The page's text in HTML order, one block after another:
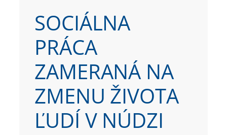
SOCIÁLNA
PRÁCA
ZAMERANÁ NA
ZMENU ŽIVOTA
ĽUDÍ V NÚDZI